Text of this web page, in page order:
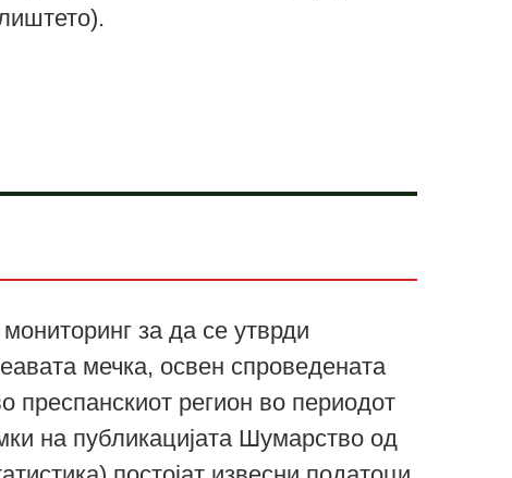
за да се утврди
мечка, освен спроведената
преспанскиот регион во периодот
на публикацијата Шумарство од